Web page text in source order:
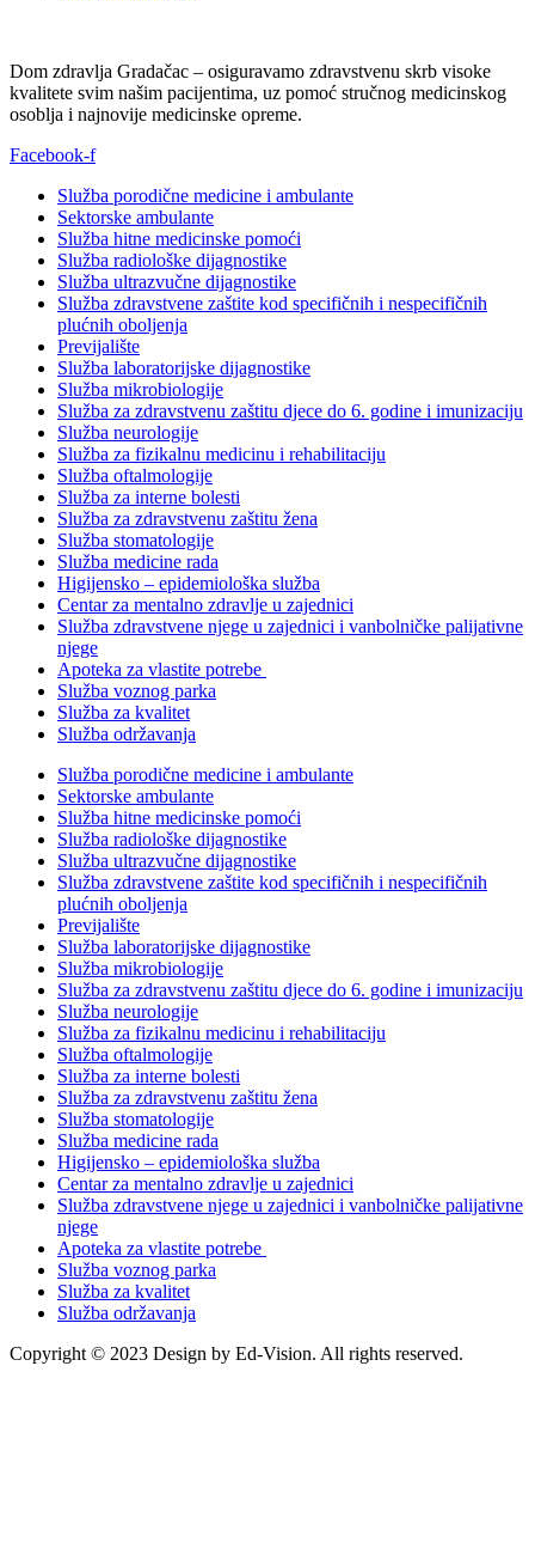
Dom zdravlja Gradačac – osiguravamo zdravstvenu skrb visoke
kvalitete svim našim pacijentima, uz pomoć stručnog medicinskog
osoblja i najnovije medicinske opreme.
Facebook-f
Služba porodične medicine i ambulante
Sektorske ambulante
Služba hitne medicinske pomoći
Služba radiološke dijagnostike
Služba ultrazvučne dijagnostike
Služba zdravstvene zaštite kod specifičnih i nespecifičnih
plućnih oboljenja
Previjalište
Služba laboratorijske dijagnostike
Služba mikrobiologije
Služba za zdravstvenu zaštitu djece do 6. godine i imunizaciju
Služba neurologije
Služba za fizikalnu medicinu i rehabilitaciju
Služba oftalmologije
Služba za interne bolesti
Služba za zdravstvenu zaštitu žena
Služba stomatologije
Služba medicine rada
Higijensko – epidemiološka služba
Centar za mentalno zdravlje u zajednici
Služba zdravstvene njege u zajednici i vanbolničke palijativne
njege
Apoteka za vlastite potrebe
Služba voznog parka
Služba za kvalitet
Služba održavanja
Služba porodične medicine i ambulante
Sektorske ambulante
Služba hitne medicinske pomoći
Služba radiološke dijagnostike
Služba ultrazvučne dijagnostike
Služba zdravstvene zaštite kod specifičnih i nespecifičnih
plućnih oboljenja
Previjalište
Služba laboratorijske dijagnostike
Služba mikrobiologije
Služba za zdravstvenu zaštitu djece do 6. godine i imunizaciju
Služba neurologije
Služba za fizikalnu medicinu i rehabilitaciju
Služba oftalmologije
Služba za interne bolesti
Služba za zdravstvenu zaštitu žena
Služba stomatologije
Služba medicine rada
Higijensko – epidemiološka služba
Centar za mentalno zdravlje u zajednici
Služba zdravstvene njege u zajednici i vanbolničke palijativne
njege
Apoteka za vlastite potrebe
Služba voznog parka
Služba za kvalitet
Služba održavanja
Copyright © 2023 Design by Ed-Vision. All rights reserved.